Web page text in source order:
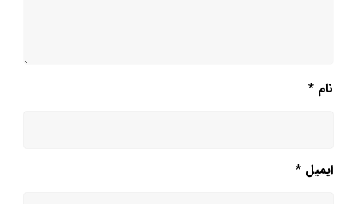
نام *
ایمیل *